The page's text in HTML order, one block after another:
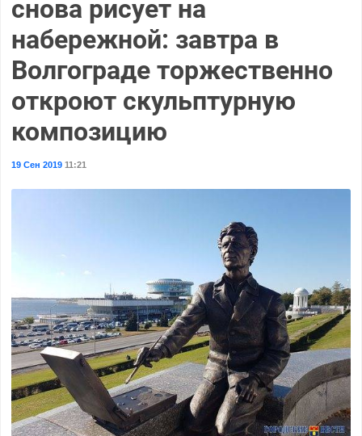
снова рисует на
набережной: завтра в
Волгограде торжественно
откроют скульптурную
композицию
19 Сен 201911:21